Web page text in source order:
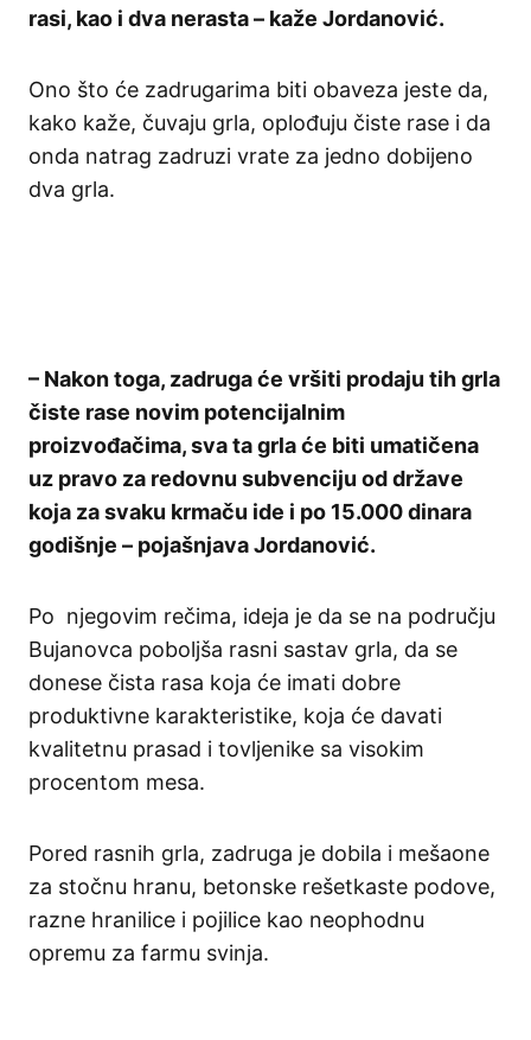
rasi, kao i dva nerasta – kaže Jordanović.
Ono što će zadrugarima biti obaveza jeste da,
kako kaže, čuvaju grla, oplođuju čiste rase i da
onda natrag zadruzi vrate za jedno dobijeno
dva grla.
– Nakon toga, zadruga će vršiti prodaju tih grla
čiste rase novim potencijalnim
proizvođačima, sva ta grla će biti umatičena
uz pravo za redovnu subvenciju od države
koja za svaku krmaču ide i po 15.000 dinara
godišnje – pojašnjava Jordanović.
Po njegovim rečima, ideja je da se na području
Bujanovca poboljša rasni sastav grla, da se
donese čista rasa koja će imati dobre
produktivne karakteristike, koja će davati
kvalitetnu prasad i tovljenike sa visokim
procentom mesa.
Pored rasnih grla, zadruga je dobila i mešaone
za stočnu hranu, betonske rešetkaste podove,
razne hranilice i pojilice kao neophodnu
opremu za farmu svinja.